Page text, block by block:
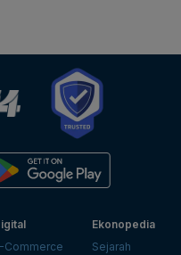
Commerce
Ekonopedia
Sejarah